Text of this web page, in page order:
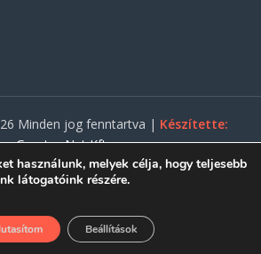
Minden jog fenntartva | Készítette:
Gasztro Net Kft.
használunk, melyek célja, hogy teljesebb
látogatóink részére.
Beállítások